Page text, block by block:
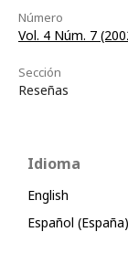
Número
Vol. 4 Núm. 7
Sección
Reseñas
Idioma
English
Español (España)